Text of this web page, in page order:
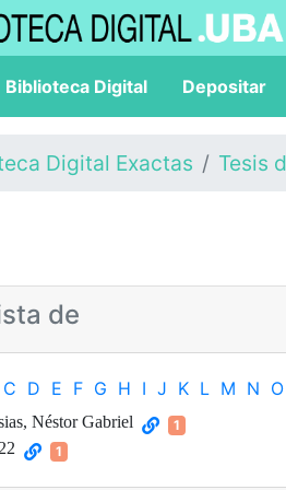
Biblioteca Digital Depositar
Digital Exactas Tesis
de
C D E F G H I J K L M N O
Néstor Gabriel 1
1